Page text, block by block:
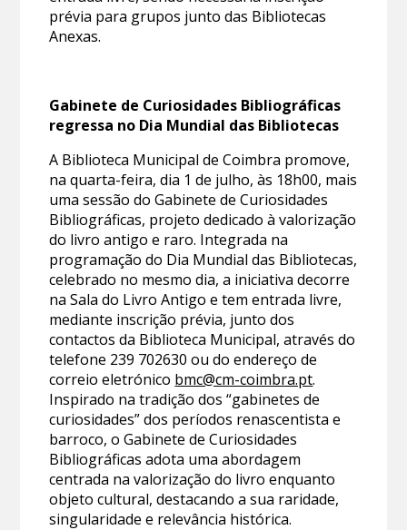
prévia para grupos junto das Bibliotecas
Anexas.
Gabinete de Curiosidades Bibliográficas
regressa no Dia Mundial das Bibliotecas
A Biblioteca Municipal de Coimbra promove,
na quarta-feira, dia 1 de julho, às 18h00, mais
uma sessão do Gabinete de Curiosidades
Bibliográficas, projeto dedicado à valorização
do livro antigo e raro. Integrada na
programação do Dia Mundial das Bibliotecas,
celebrado no mesmo dia, a iniciativa decorre
na Sala do Livro Antigo e tem entrada livre,
mediante inscrição prévia, junto dos
contactos da Biblioteca Municipal, através do
telefone 239 702630 ou do endereço de
correio eletrónico bmc@cm-coimbra.pt.
Inspirado na tradição dos “gabinetes de
curiosidades” dos períodos renascentista e
barroco, o Gabinete de Curiosidades
Bibliográficas adota uma abordagem
centrada na valorização do livro enquanto
objeto cultural, destacando a sua raridade,
singularidade e relevância histórica.